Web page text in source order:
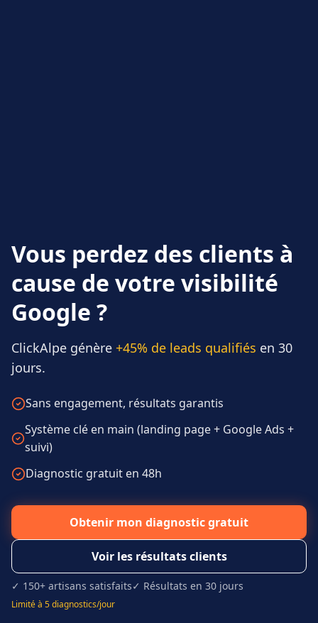
Vous perdez des clients à
cause de votre visibilité
Google ?
ClickAlpe génère +45% de leads qualifiés en 30
jours.
Sans engagement, résultats garantis
Système clé en main (landing page + Google Ads +
suivi)
Diagnostic gratuit en 48h
Obtenir mon diagnostic gratuit
Voir les résultats clients
✓ 150+ artisans satisfaits✓ Résultats en 30 jours
Limité à 5 diagnostics/jour